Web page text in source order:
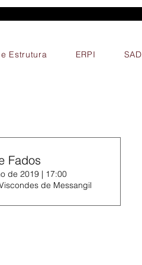
Estrutura ERPI SAD
Fados
de 2019 | 17:00
de Messangil